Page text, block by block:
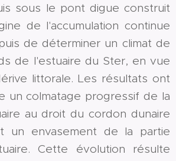
sous le pont digue construit
de l'accumulation continue
de déterminer un climat de
de l'estuaire du Ster, en vue
littorale. Les résultats ont
un colmatage progressif de la
au droit du cordon dunaire
un envasement de la partie
Cette évolution résulte